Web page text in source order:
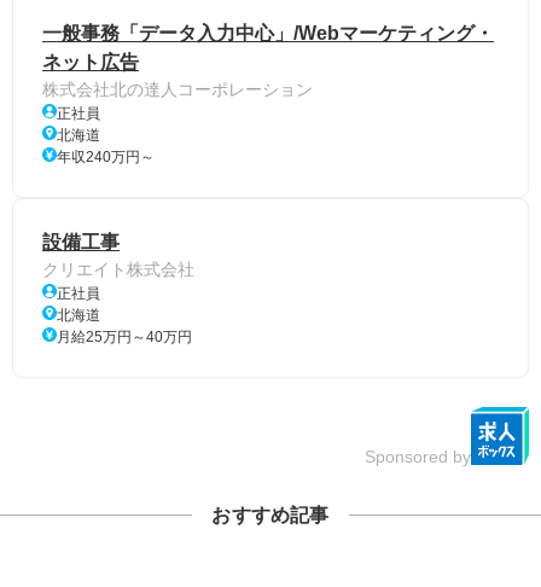
一般事務「データ入力中心」/Webマーケティング・
ネット広告
株式会社北の達人コーポレーション
正社員
北海道
年収240万円～
設備工事
クリエイト株式会社
正社員
北海道
月給25万円～40万円
Sponsored by
おすすめ記事